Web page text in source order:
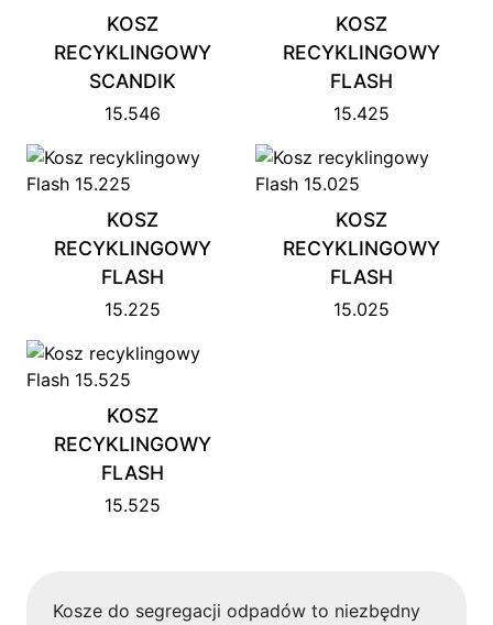
KOSZ
RECYKLINGOWY
SCANDIK
15.546
KOSZ
RECYKLINGOWY
FLASH
15.425
KOSZ
RECYKLINGOWY
FLASH
15.225
KOSZ
RECYKLINGOWY
FLASH
15.025
KOSZ
RECYKLINGOWY
FLASH
15.525
Kosze do segregacji odpadów to niezbędny